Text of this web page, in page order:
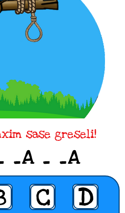
sase greseli!
_A _ _A
C
D